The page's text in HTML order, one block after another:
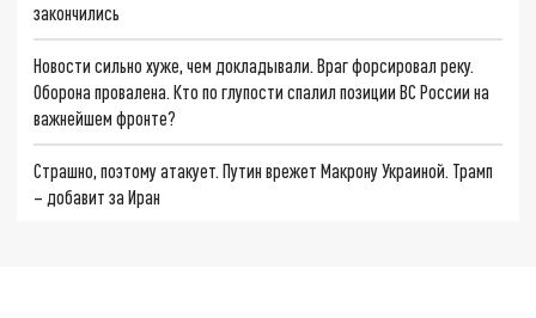
закончились
Новости сильно хуже, чем докладывали. Враг форсировал реку.
Оборона провалена. Кто по глупости спалил позиции ВС России на
важнейшем фронте?
Страшно, поэтому атакует. Путин врежет Макрону Украиной. Трамп
– добавит за Иран